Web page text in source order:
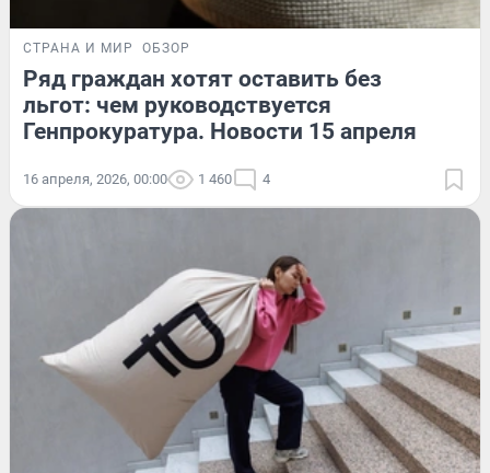
СТРАНА И МИР ОБЗОР
Ряд граждан хотят оставить без
льгот: чем руководствуется
Генпрокуратура. Новости 15 апреля
16 апреля, 2026, 00:00 1 460 4